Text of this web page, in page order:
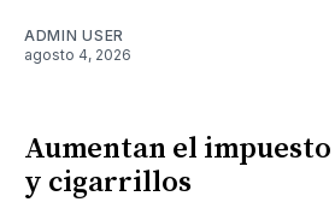
ADMIN USER
agosto 4, 2026
Aumentan el impuesto
y cigarrillos